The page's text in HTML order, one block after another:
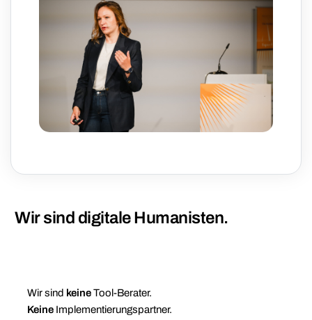
Wir sind digitale Humanisten.
Wir sind keineTool-Berater.
Keine Implementierungspartner.